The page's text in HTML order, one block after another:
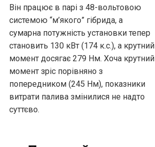
Він працює в парі з 48-вольтовою
системою “м’якого” гібрида, а
сумарна потужність установки тепер
становить 130 кВт (174 к.с.), а крутний
момент досягає 279 Нм. Хоча крутний
момент зріс порівняно з
попередником (245 Нм), показники
витрати палива змінилися не надто
суттєво.